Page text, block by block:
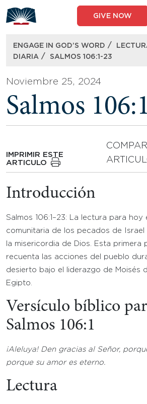
to
content
GIVE NOW
ENGAGE IN GOD’S WORD /
DIARIA / SALMOS 106:1-23
Noviembre 25, 2024
Salmos
IMPRIMIR ESTE
ARTICULO
Introducción
Salmos 106:1–23: La lectura para
comunitaria de los pecados de
la misericordia de Dios. Esta primera
recuenta las acciones del pueblo
desierto bajo el liderazgo de Moisés
Egipto.
Versículo bíblico
Salmos 106:1
¡Aleluya!Den gracias al Señor,
porque su amor es eterno.
Lectura